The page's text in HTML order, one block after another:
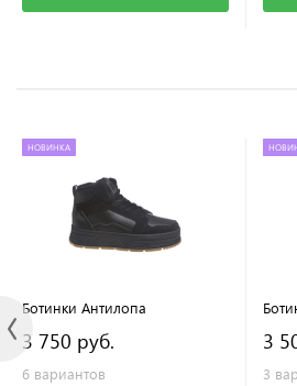
НОВИНКА
Ботинки Антилопа
3 750 руб.
6 вариантов
3
3